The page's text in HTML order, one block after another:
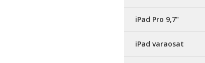
iPad Pro 9,7"
iPad varaosat